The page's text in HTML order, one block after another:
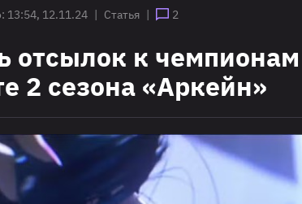
13:54, 12.11.24 | Статья | 2
отсылок к
2 сезона «Аркейн»